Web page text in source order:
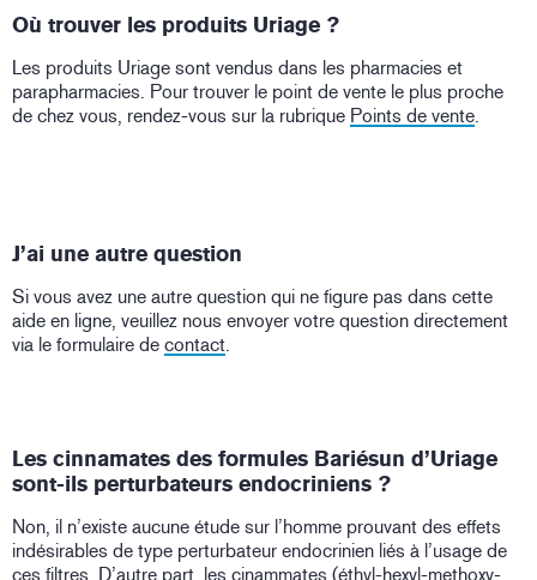
Où trouver les produits Uriage ?
Les produits Uriage sont vendus dans les pharmacies et
parapharmacies. Pour trouver le point de vente le plus proche
de chez vous, rendez-vous sur la rubrique Points de vente.
J’ai une autre question
Si vous avez une autre question qui ne figure pas dans cette
aide en ligne, veuillez nous envoyer votre question directement
via le formulaire de contact.
Les cinnamates des formules Bariésun d’Uriage
sont-ils perturbateurs endocriniens ?
Non, il n’existe aucune étude sur l’homme prouvant des effets
indésirables de type perturbateur endocrinien liés à l’usage de
ces filtres. D’autre part, les cinammates (éthyl-hexyl-methoxy-